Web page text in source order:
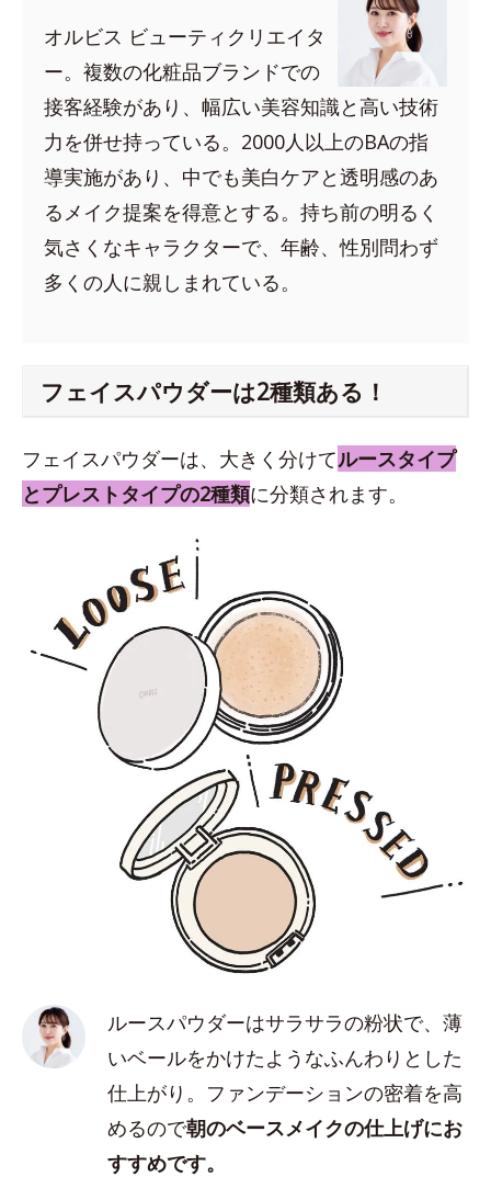
オルビス ビューティクリエイタ
ー。複数の化粧品ブランドでの
接客経験があり、幅広い美容知識と高い技術
力を併せ持っている。2000人以上のBAの指
導実施があり、中でも美白ケアと透明感のあ
るメイク提案を得意とする。持ち前の明るく
気さくなキャラクターで、年齢、性別問わず
多くの人に親しまれている。
フェイスパウダーは2種類ある！
フェイスパウダーは、大きく分けてルースタイプ
とプレストタイプの2種類に分類されます。
ルースパウダーはサラサラの粉状で、薄
いベールをかけたようなふんわりとした
仕上がり。ファンデーションの密着を高
めるので朝のベースメイクの仕上げにお
すすめです。